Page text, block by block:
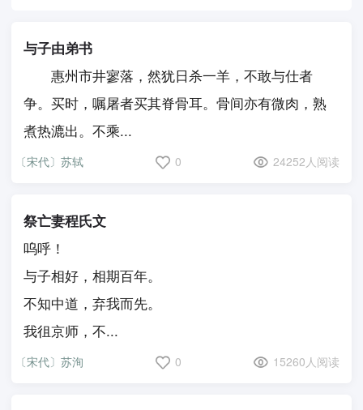
与子由弟书
惠州市井寥落，然犹日杀一羊，不敢与仕者
争。买时，嘱屠者买其脊骨耳。骨间亦有微肉，熟
煮热漉出。不乘...
〔宋代〕苏轼 0 24252人阅读
祭亡妻程氏文
呜呼！
与子相好，相期百年。
不知中道，弃我而先。
我徂京师，不...
〔宋代〕苏洵 0 15260人阅读